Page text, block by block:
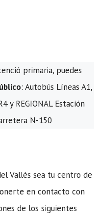
primaria, puedes
: Autobús Líneas A1,
y REGIONAL Estación
N-150
Vallès sea tu centro de
en contacto con
de los siguientes